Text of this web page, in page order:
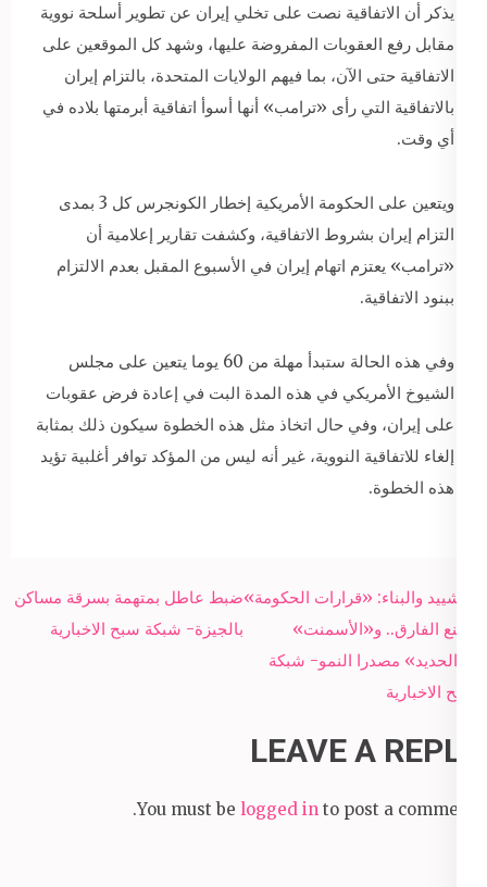
يذكر أن الاتفاقية نصت على تخلي إيران عن تطوير أسلحة نووية
مقابل رفع العقوبات المفروضة عليها، وشهد كل الموقعين على
الاتفاقية حتى الآن، بما فيهم الولايات المتحدة، بالتزام إيران
بالاتفاقية التي رأى «ترامب» أنها أسوأ اتفاقية أبرمتها بلاده في
أي وقت.
ويتعين على الحكومة الأمريكية إخطار الكونجرس كل 3 بمدى
التزام إيران بشروط الاتفاقية، وكشفت تقارير إعلامية أن
«ترامب» يعتزم اتهام إيران في الأسبوع المقبل بعدم الالتزام
ببنود الاتفاقية.
وفي هذه الحالة ستبدأ مهلة من 60 يوما يتعين على مجلس
الشيوخ الأمريكي في هذه المدة البت في إعادة فرض عقوبات
على إيران، وفي حال اتخاذ مثل هذه الخطوة سيكون ذلك بمثابة
إلغاء للاتفاقية النووية، غير أنه ليس من المؤكد توافر أغلبية تؤيد
هذه الخطوة.
Post
navigation
ضبط عاطل بمتهمة بسرقة مساكن
بالجيزة- شبكة سبح الاخبارية
التشييد والبناء: «قرارات الحكومة»
تصنع الفارق.. و«الأسمنت»
و«الحديد» مصدرا النمو- شبكة
سبح الاخبارية
LEAVE A REPLY
You must be logged in to post a comment.